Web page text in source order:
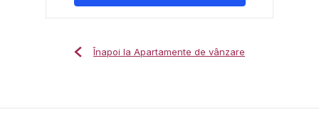
Înapoi la Apartamente de vânzare